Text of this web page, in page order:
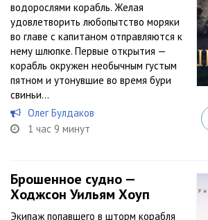
водорослями корабль. Желая
удовлетворить любопытство моряки
во главе с капитаном отправляются к
нему шлюпке. Первые открытия —
корабль окружен необычным густым
пятном и утонувшие во время бури
свиньи...
Олег Булдаков
1 час 9 минут
Брошенное судно —
Ходжсон Уильям Хоуп
Экипаж попавшего в шторм корабля